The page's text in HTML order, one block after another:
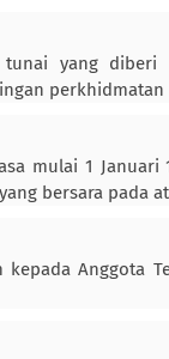
yang diberi
perkhidmatan
mulai 1
bersara pada
Anggota